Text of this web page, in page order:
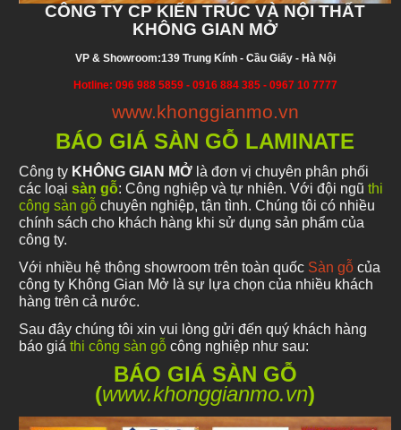
CÔNG TY CP KIẾN TRÚC VÀ NỘI THẤT
KHÔNG GIAN MỞ
VP & Showroom:139 Trung Kính - Cầu Giấy - Hà Nội
Hotline: 096 988 5859- 0916 884 385 - 0967 10 7777
www.khonggianmo.vn
BÁO GIÁ SÀN GỖ LAMINATE
Công ty KHÔNG GIAN MỞ là đơn vị chuyên phân phối
các loại sàn gỗ: Công nghiệp và tự nhiên. Với đội ngũ thi
công sàn gỗ chuyên nghiệp, tận tình. Chúng tôi có nhiều
chính sách cho khách hàng khi sử dụng sản phẩm của
công ty.
Với nhiều hệ thông showroom trên toàn quốc Sàn gỗ của
công ty Không Gian Mở là sự lựa chọn của nhiều khách
hàng trên cả nước.
Sau đây chúng tôi xin vui lòng gửi đến quý khách hàng
báo giá thi công sàn gỗ công nghiệp như sau:
BÁO GIÁ SÀN GỖ
(www.khonggianmo.vn)